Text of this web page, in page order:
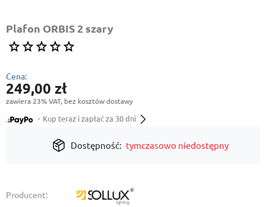
Plafon ORBIS 2 szary
Cena:
249,00 zł
zawiera 23% VAT, bez kosztów dostawy
・Kup teraz i zapłać za 30 dni
Dostępność: tymczasowo niedostępny
Producent: